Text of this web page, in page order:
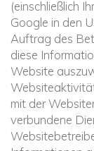
(einschließlich
Google in den
Auftrag des
diese
Website
mit der
verbundene